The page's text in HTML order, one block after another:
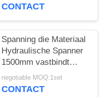
CONTACT
Spanning die Materiaal
Hydraulische Spanner
1500mm vastbindt
stier-Wiel Diameter
negotiable MOQ:1set
CONTACT